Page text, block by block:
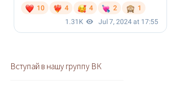
Вступай в нашу группу ВК